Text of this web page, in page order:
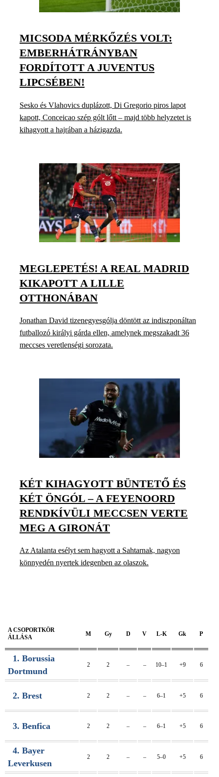
MICSODA MÉRKŐZÉS VOLT:
EMBERHÁTRÁNYBAN
FORDÍTOTT A JUVENTUS
LIPCSÉBEN!
Sesko és Vlahovics duplázott, Di Gregorio piros lapot
kapott, Conceicao szép gólt lőtt – majd több helyzetet is
kihagyott a hajrában a házigazda.
MEGLEPETÉS! A REAL MADRID
KIKAPOTT A LILLE
OTTHONÁBAN
Jonathan David tizenegyesgólja döntött az indiszponáltan
futballozó királyi gárda ellen, amelynek megszakadt 36
meccses veretlenségi sorozata.
KÉT KIHAGYOTT BÜNTETŐ ÉS
KÉT ÖNGÓL – A FEYENOORD
RENDKÍVÜLI MECCSEN VERTE
MEG A GIRONÁT
Az Atalanta esélyt sem hagyott a Sahtarnak, nagyon
könnyedén nyertek idegenben az olaszok.
A CSOPORTKÖR
ÁLLÁSA
M Gy D V L-K Gk P
1. Borussia
Dortmund
2 2 – – 10–1 +9 6
2. Brest 2 2 – – 6–1 +5 6
3. Benfica 2 2 – – 6–1 +5 6
4. Bayer
Leverkusen
2 2 – – 5–0 +5 6